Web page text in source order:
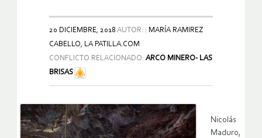
20 DICIEMBRE, 2018 AUTOR:
MARÍA RAMIREZ
CABELLO, LA PATILLA.COM
CONFLICTO RELACIONADO: ARCO MINERO- LAS
BRISAS
Nicolás
Maduro,